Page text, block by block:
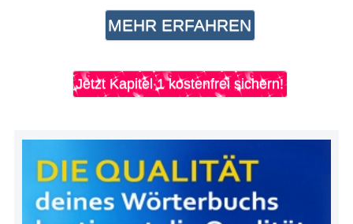
MEHR ERFAHREN
Jetzt Kapitel 1 kostenfrei sichern!